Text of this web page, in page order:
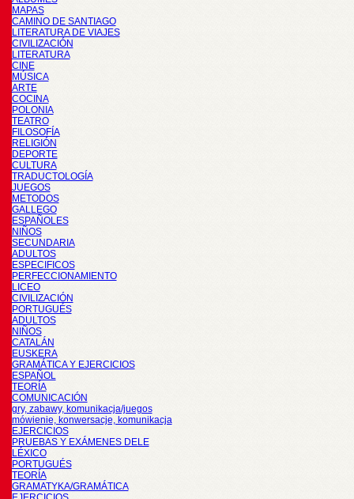
MAPAS
CAMINO DE SANTIAGO
LITERATURA DE VIAJES
CIVILIZACIÓN
LITERATURA
CINE
MÚSICA
ARTE
COCINA
POLONIA
TEATRO
FILOSOFÍA
RELIGIÓN
DEPORTE
CULTURA
TRADUCTOLOGÍA
JUEGOS
METODOS
GALLEGO
ESPAÑOLES
NIÑOS
SECUNDARIA
ADULTOS
ESPECIFICOS
PERFECCIONAMIENTO
LICEO
CIVILIZACIÓN
PORTUGUÉS
ADULTOS
NIÑOS
CATALÁN
EUSKERA
GRAMÁTICA Y EJERCICIOS
ESPAÑOL
TEORÍA
COMUNICACIÓN
gry, zabawy, komunikacja/juegos
mówienie, konwersacje, komunikacja
EJERCICIOS
PRUEBAS Y EXÁMENES DELE
LÉXICO
PORTUGUÉS
TEORÍA
GRAMATYKA/GRAMÁTICA